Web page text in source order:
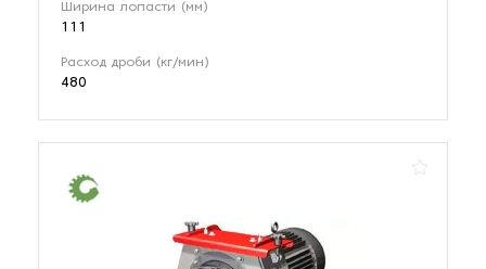
Ширина лопасти (мм)
111
Расход дроби (кг/мин)
480